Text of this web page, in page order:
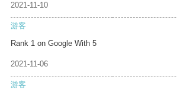
2021-11-10
游客
Rank 1 on Google With 5
2021-11-06
游客